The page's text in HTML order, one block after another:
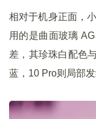
相对于机身正面，
用的是曲面玻璃
差，其珍珠白配色
蓝，10 Pro则局部